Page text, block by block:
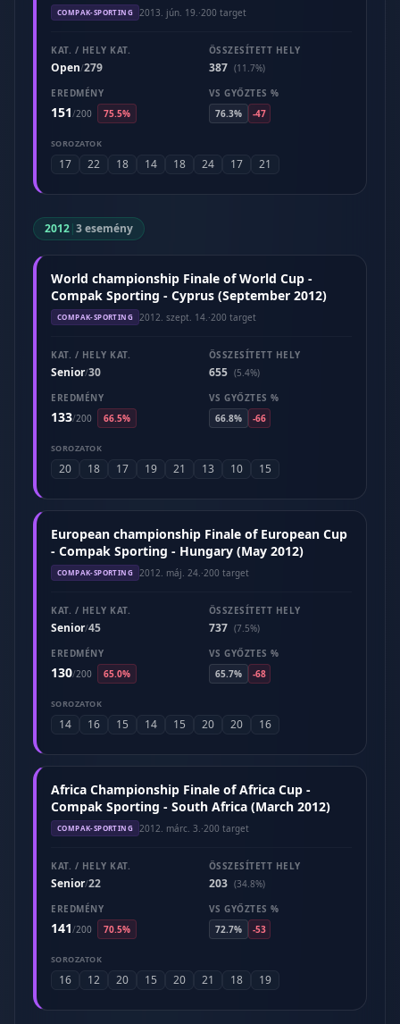
COMPAK-SPORTING 2013. jún. 19. ·200 target
KAT. / HELY KAT.
Open/279
ÖSSZESÍTETT HELY
387 (11.7%)
EREDMÉNY
151/200 75.5%
VS GYŐZTES %
76.3%
-47
SOROZATOK
17 22 18 14 18 24 17 21
2012|3 esemény
World championship Finale of World Cup -
Compak Sporting - Cyprus (September 2012)
COMPAK-SPORTING 2012. szept. 14. ·200 target
KAT. / HELY KAT.
Senior/30
ÖSSZESÍTETT HELY
655 (5.4%)
EREDMÉNY
133/200 66.5%
VS GYŐZTES %
66.8%
-66
SOROZATOK
20 18 17 19 21 13 10 15
European championship Finale of European Cup
- Compak Sporting - Hungary (May 2012)
COMPAK-SPORTING 2012. máj. 24. ·200 target
KAT. / HELY KAT.
Senior/45
ÖSSZESÍTETT HELY
737 (7.5%)
EREDMÉNY
130/200 65.0%
VS GYŐZTES %
65.7%
-68
SOROZATOK
14 16 15 14 15 20 20 16
Africa Championship Finale of Africa Cup -
Compak Sporting - South Africa (March 2012)
COMPAK-SPORTING 2012. márc. 3. ·200 target
KAT. / HELY KAT.
Senior/22
ÖSSZESÍTETT HELY
203 (34.8%)
EREDMÉNY
141/200 70.5%
VS GYŐZTES %
72.7%
-53
SOROZATOK
16 12 20 15 20 21 18 19